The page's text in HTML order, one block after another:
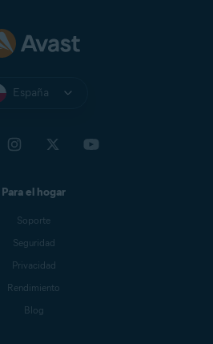
España
Para el hogar
Soporte
Seguridad
Privacidad
Rendimiento
Blog